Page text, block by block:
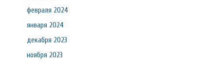
февраля 2024
января 2024
декабря 2023
ноября 2023